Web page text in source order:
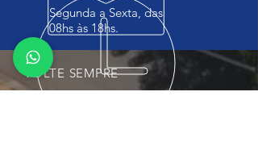
Segunda a Sexta, das
08hs às 18hs.
VOLTE SEMPRE